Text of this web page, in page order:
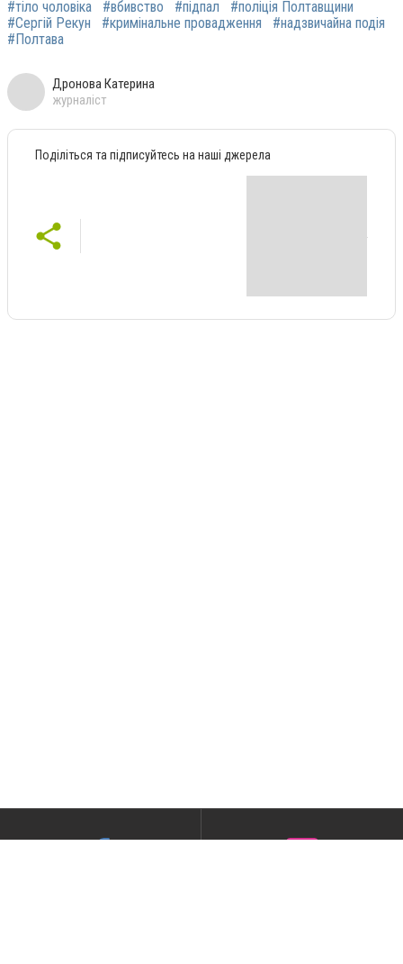
#тіло чоловіка
#вбивство #підпал
#поліція Полтавщини
#Сергій Рекун
#кримінальне провадження
#надзвичайна подія
#Полтава
Дронова Катерина
журналіст
Поділіться та підписуйтесь на наші джерела